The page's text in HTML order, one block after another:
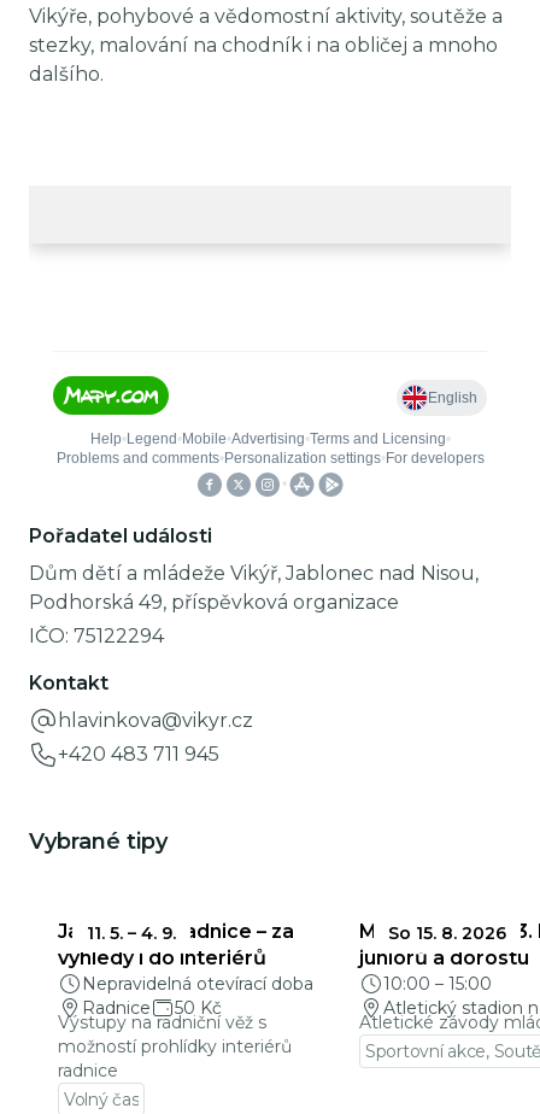
Vikýře, pohybové a vědomostní aktivity, soutěže a
stezky, malování na chodník i na obličej a mnoho
dalšího.
Pořadatel události
Dům dětí a mládeže Vikýř, Jablonec nad Nisou,
Podhorská 49, příspěvková organizace
IČO: 75122294
Kontakt
hlavinkova@vikyr.cz
+420 483 711 945
Vybrané tipy
11. 5. – 4. 9.
Jablonecká radnice – za
výhledy i do interiérů
Nepravidelná otevírací doba
Radnice
50 Kč
Výstupy na radniční věž s
možností prohlídky interiérů
radnice
Volný čas
So 15. 8. 2026
Mladá Evropa a 3.
juniorů a dorostu
10:00 – 15:00
Atletický stadion
Atletické závody
Sportovní akce,